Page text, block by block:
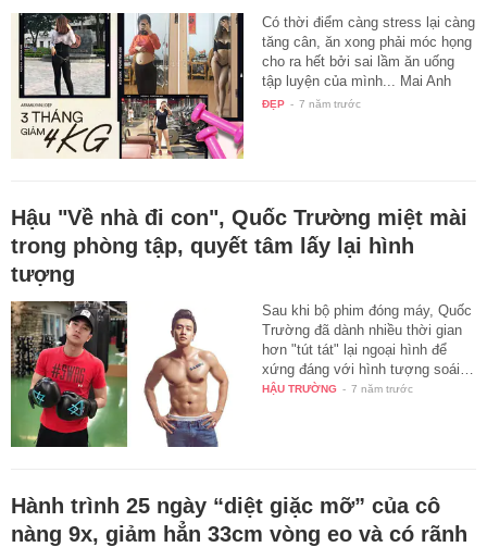
Có thời điểm càng stress lại càng
tăng cân, ăn xong phải móc họng
cho ra hết bởi sai lầm ăn uống
tập luyện của mình... Mai Anh
đã…
ĐẸP - 7 năm trước
Hậu "Về nhà đi con", Quốc Trường miệt mài
trong phòng tập, quyết tâm lấy lại hình
tượng
Sau khi bộ phim đóng máy, Quốc
Trường đã dành nhiều thời gian
hơn "tút tát" lại ngoại hình để
xứng đáng với hình tượng soái…
HẬU TRƯỜNG - 7 năm trước
Hành trình 25 ngày “diệt giặc mỡ” của cô
nàng 9x, giảm hẳn 33cm vòng eo và có rãnh